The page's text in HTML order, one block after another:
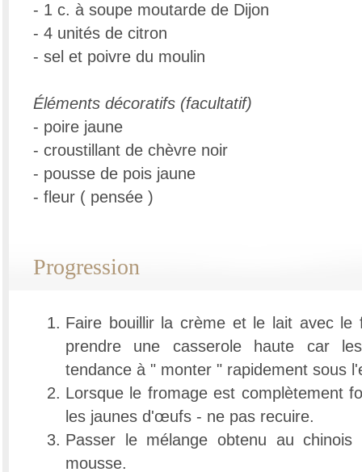
- 1 c. à soupe moutarde de Dijon
- 4 unités de citron
- sel et poivre du moulin
Éléments décoratifs (facultatif)
- poire jaune
- croustillant de chèvre noir
- pousse de pois jaune
- fleur ( pensée )
Progression
Faire bouillir la crème et le lait avec le
prendre une casserole haute car
tendance à " monter " rapidement sous
Lorsque le fromage est complètement
les jaunes d'œufs - ne pas recuire.
Passer le mélange obtenu au
mousse.